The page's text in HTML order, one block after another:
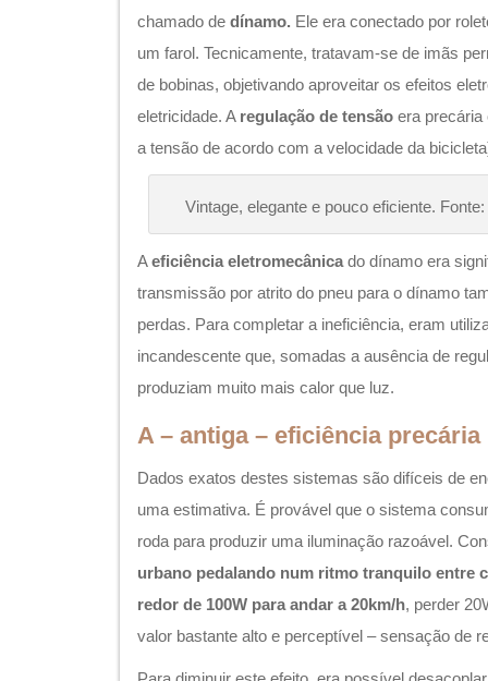
chamado de dínamo. Ele era conectado por
um farol. Tecnicamente, tratavam-se de imãs
de bobinas, objetivando aproveitar os efeitos
eletricidade. A regulação de tensão era precária
a tensão de acordo com a velocidade da
Vintage, elegante e pouco eficiente. Fonte:
Aeficiência eletromecânica do dínamo era
transmissão por atrito do pneu para o dínamo
perdas. Para completar a ineficiência, eram
incandescente que, somadas a ausência de
produziam muito mais calor que luz.
A – antiga – eficiência precária
Dados exatos destes sistemas são difíceis de
uma estimativa. É provável que o sistema
roda para produzir uma iluminação razoável.
urbano pedalando num ritmo tranquilo entre
redor de 100W para andar a 20km/h, perder
valor bastante alto e perceptível – sensação de